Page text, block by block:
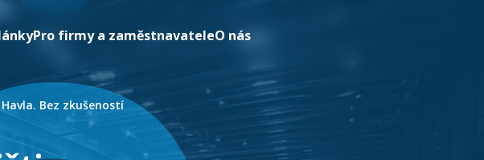
Pro firmy a zaměstnavateleO nás
Bez zkušeností